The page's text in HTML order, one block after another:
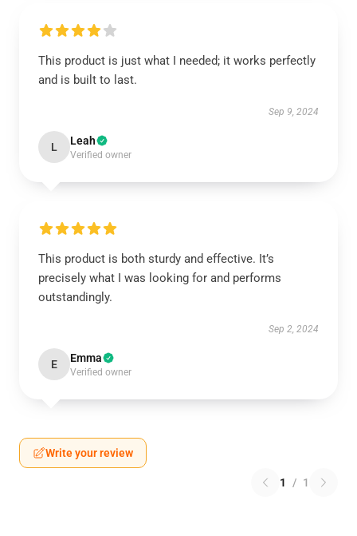
This product is just what I needed; it works perfectly
and is built to last.
Sep 9, 2024
L Leah
Verified owner
This product is both sturdy and effective. It’s
precisely what I was looking for and performs
outstandingly.
Sep 2, 2024
E Emma
Verified owner
Write your review
1 / 1